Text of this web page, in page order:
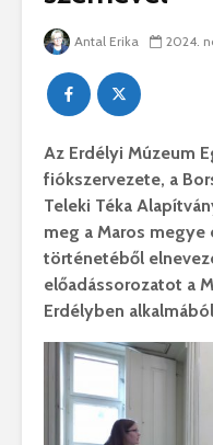
Antal Erika 2024.
Az Erdélyi Múzeum
fiókszervezete, a
Teleki Téka
meg a Maros megye
történetéből
előadássorozatot a
Erdélyben